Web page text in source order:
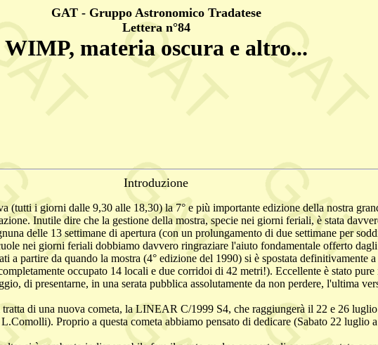
GAT - Gruppo Astronomico Tradatese
Lettera n°84
WIMP, materia oscura e altro...
Introduzione
(tutti i giorni dalle 9,30 alle 18,30) la 7° e più importante edizione della nostra
Inutile dire che la gestione della mostra, specie nei giorni feriali, è stata
delle 13 settimane di apertura (con un prolungamento di due settimane per
nei giorni feriali dobbiamo davvero ringraziare l'aiuto fondamentale offerto
partire da quando la mostra (4° edizione del 1990) si è spostata definitivamente
occupato 14 locali e due corridoi di 42 metri!). Eccellente è stato
di presentarne, in una serata pubblica assolutamente da non perdere, l'ultima
di una nuova cometa, la LINEAR C/1999 S4, che raggiungerà il 22 e 26
Proprio a questa cometa abbiamo pensato di dedicare (Sabato 22